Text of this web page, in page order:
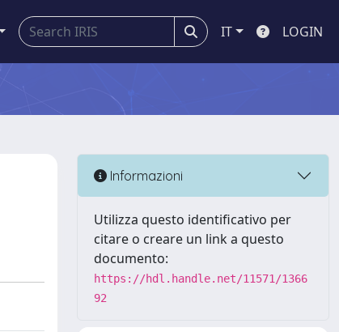
IT LOGIN
Informazioni
Utilizza questo identificativo per
citare o creare un link a questo
documento:
https://hdl.handle.net/11571/1366
92